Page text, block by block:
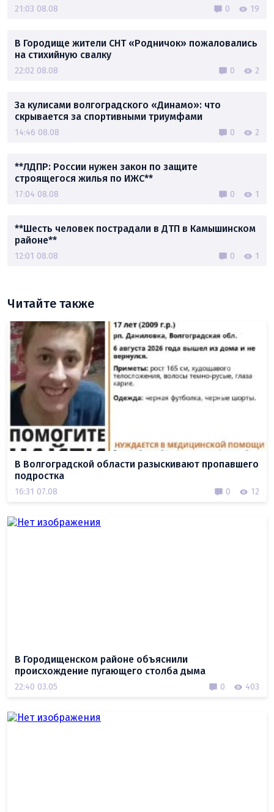
21:03 08.08 0 19
В Городище жители СНТ «Родничок» пожаловались
на стихийную свалку
22:02 08.08 0 2
За кулисами волгоградского «Динамо»: что
скрывается за спортивными триумфами
14:46 08.08 0 2
**ЛДПР: России нужен закон по защите
строящегося жилья по ИЖС**
17:04 08.08 0 1
**Шесть человек пострадали в ДТП в Камышинском
районе**
12:01 08.08 0 1
Читайте также
В Волгоградской области разыскивают пропавшего
подростка
16:31 07.08 0 12
В Городищенском районе объяснили
происхождение пугающего столба дыма
22:40 03.05 0 403